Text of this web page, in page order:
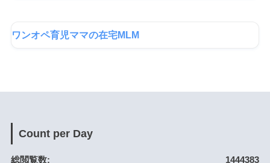
ワンオペ育児ママの在宅MLM
Count per Day
1444383
総閲覧数: